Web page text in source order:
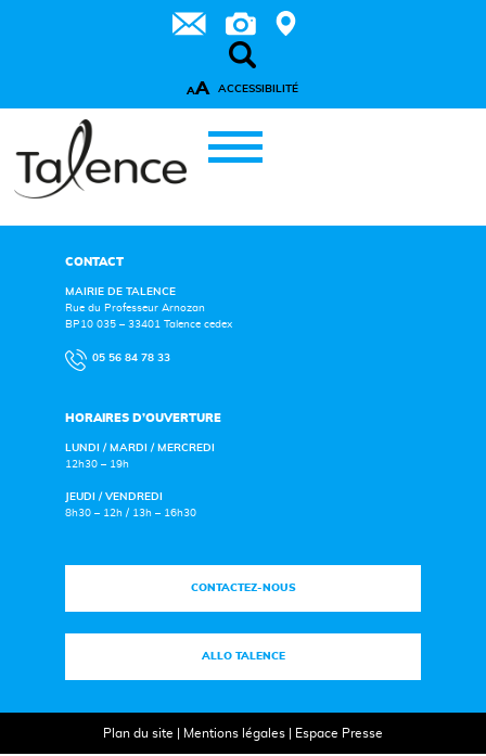
AA ACCESSIBILITÉ
CONTACT
MAIRIE DE TALENCE
Rue du Professeur Arnozan
BP10 035 – 33401 Talence cedex
05 56 84 78 33
HORAIRES D’OUVERTURE
LUNDI / MARDI / MERCREDI
12h30 – 19h
JEUDI / VENDREDI
8h30 – 12h / 13h – 16h30
CONTACTEZ-NOUS
ALLO TALENCE
Plan du site Mentions légales| Espace Presse